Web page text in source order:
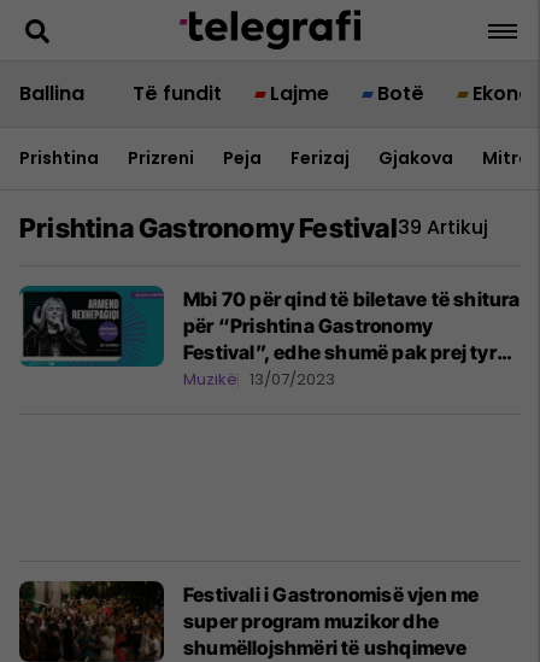
Ballina Të fundit Lajme Botë
Prishtina Prizreni Peja Ferizaj Gjakova
Prishtina Gastronomy Festival39 Artikuj
Mbi 70 për qind të biletave të shitura
për “Prishtina Gastronomy
Festival”, edhe shumë pak prej tyre
ende në dispozicion
Muzikë 13/07/2023
Festivali i Gastronomisë vjen me
super program muzikor dhe
shumëllojshmëri të ushqimeve